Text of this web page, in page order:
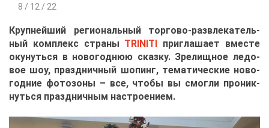
8 / 12 / 22
Круп­ней­ший ре­ги­о­наль­ный тор­го­во-раз­вле­ка­тель­
ный ком­плекс стра­ны TRINITI при­гла­ша­ет вме­сте
оку­нуть­ся в но­во­год­нюю сказ­ку. Зре­лищ­ное ле­до­
вое шоу, празд­нич­ный шо­пинг, те­ма­ти­че­ские но­во­
год­ние фо­то­зо­ны – все, что­бы вы смог­ли про­ник­
нуть­ся празд­нич­ным на­стро­е­ни­ем.